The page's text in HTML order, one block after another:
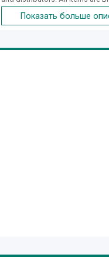
manufacturer or product
the product listing).
Показать больше